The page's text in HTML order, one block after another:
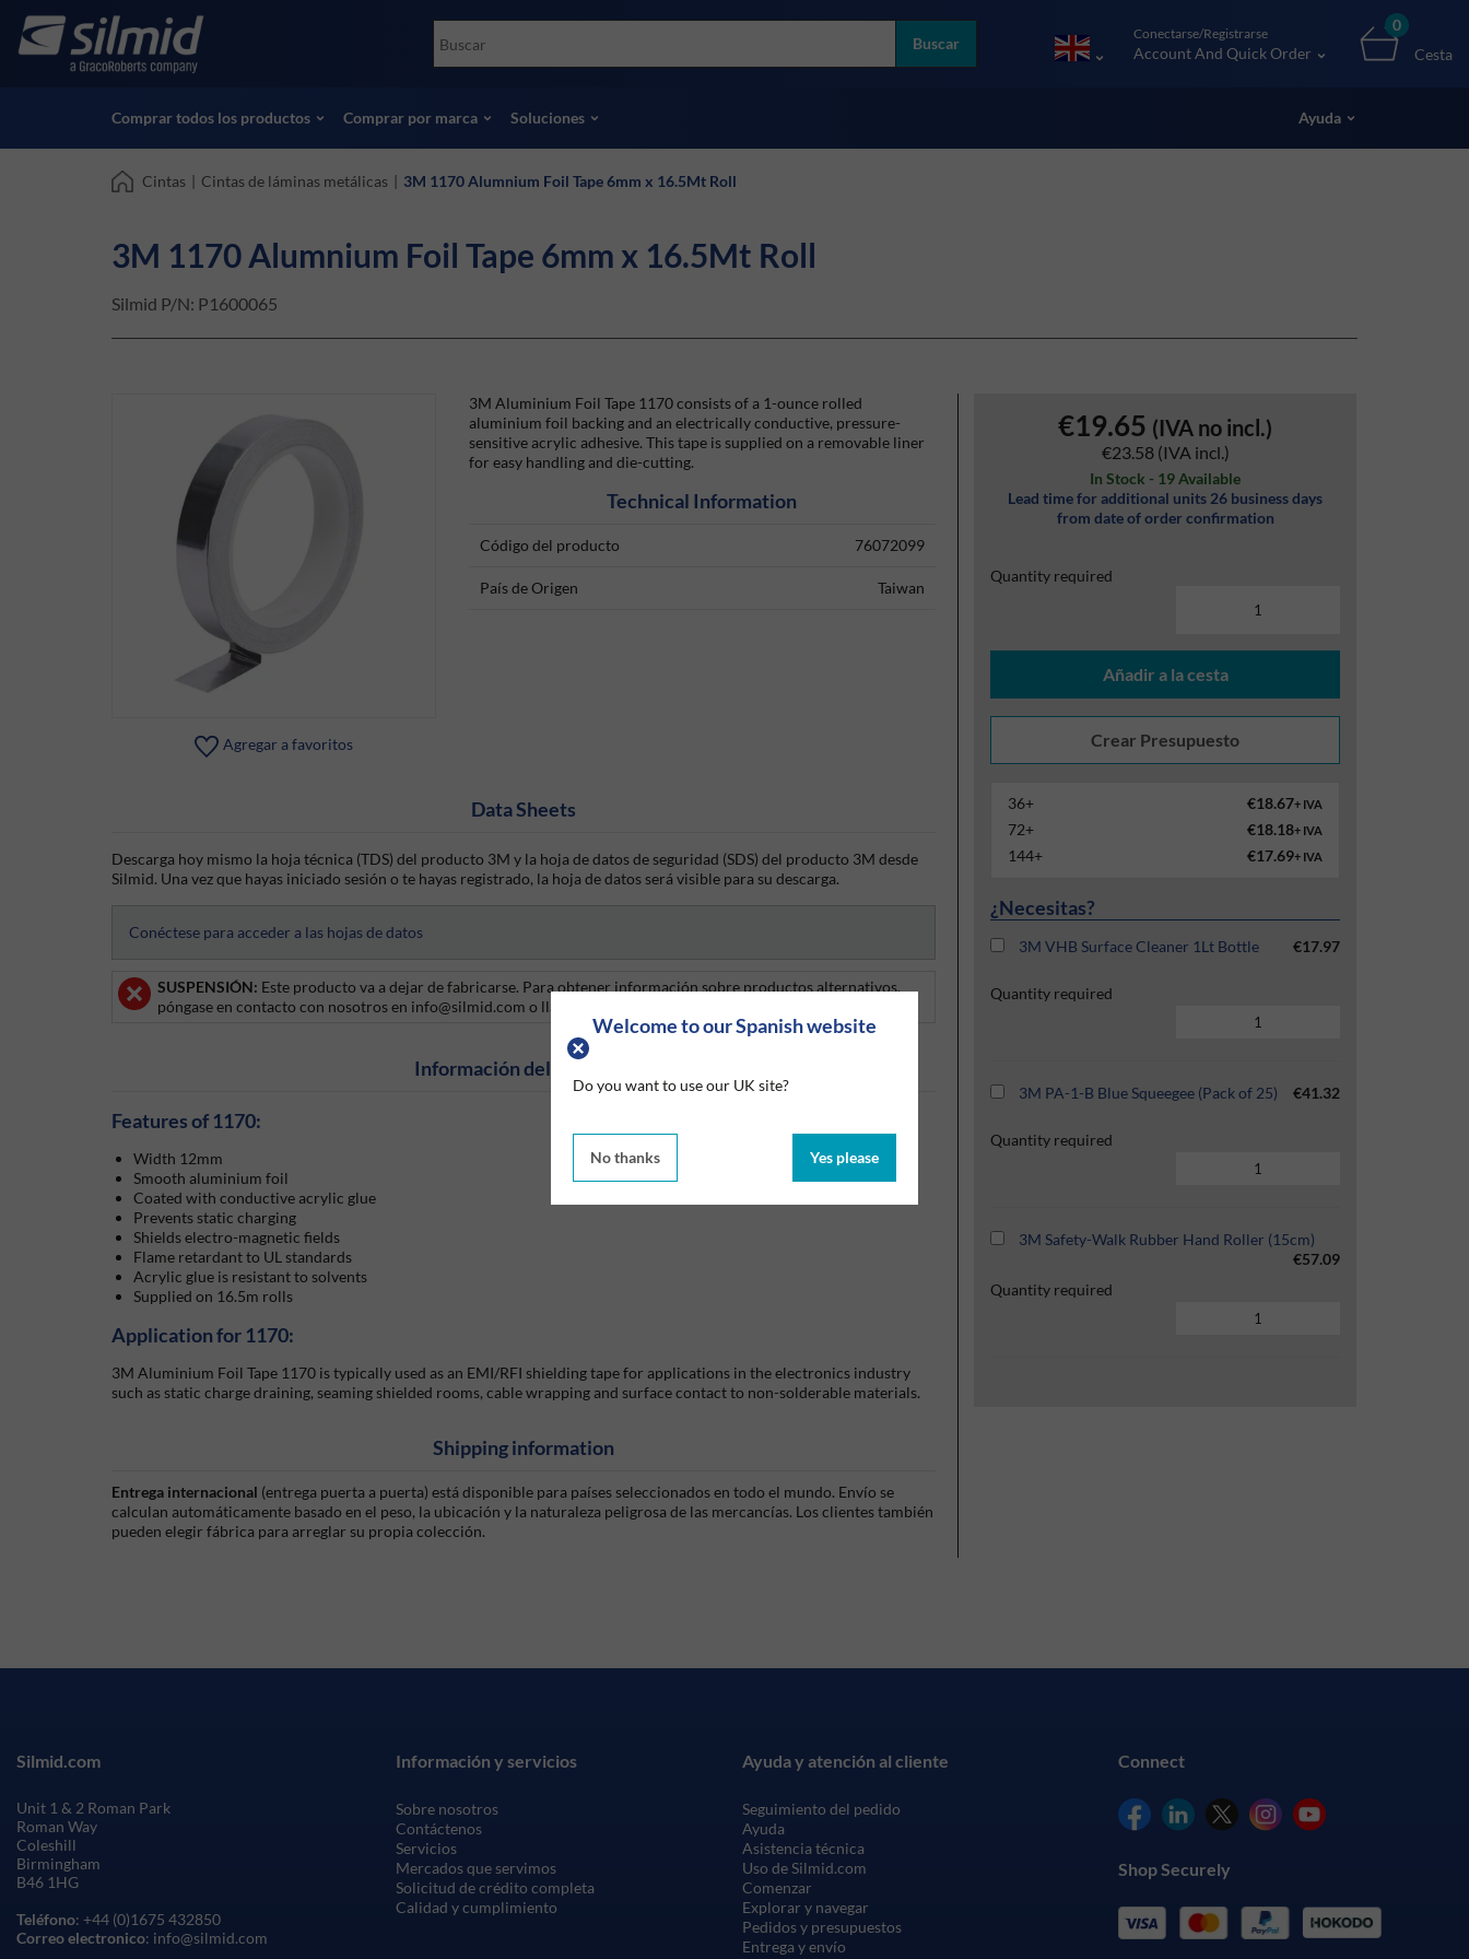
Welcome to our Spanish website
Do you want to use our UK site?
No thanks Yes please
main
Accessories
Ensayos no destructivos (NDT)
Ver todos los productos
Socomore
Buscar
Conectarse/Registrarse
Account And Quick Order
0
Cesta
Comprar todos los productos Comprar por marca Soluciones Ayuda
Cintas | Cintas de láminas metálicas | 3M 1170 Alumnium Foil Tape 6mm x 16.5Mt Roll
3M 1170 Alumnium Foil Tape 6mm x 16.5Mt Roll
Silmid P/N: P1600065
Agregar a favoritos
€19.65 (IVA no incl.)
€23.58 (IVA incl.)
In Stock - 19 Available
Lead time for additional units 26 business days
from date of order confirmation
Quantity required
Añadir a la cesta
36+ €18.67+ IVA
72+ €18.18+ IVA
144+ €17.69+ IVA
¿Necesitas?
3M VHB Surface Cleaner 1Lt Bottle €17.97
Quantity required
3M PA-1-B Blue Squeegee (Pack of 25) €41.32
Quantity required
3M Safety-Walk Rubber Hand Roller (15cm)
€57.09
Quantity required
3M Aluminium Foil Tape 1170 consists of a 1-ounce rolled
aluminium foil backing and an electrically conductive, pressure-
sensitive acrylic adhesive. This tape is supplied on a removable liner
for easy handling and die-cutting.
Technical Information
Código del producto 76072099
País de Origen Taiwan
Data Sheets
Descarga hoy mismo la hoja técnica (TDS) del producto 3M y la hoja de datos de seguridad (SDS) del producto 3M desde
Silmid. Una vez que hayas iniciado sesión o te hayas registrado, la hoja de datos será visible para su descarga.
Conéctese para acceder a las hojas de datos
SUSPENSIÓN: Este producto va a dejar de fabricarse. Para obtener información sobre productos alternativos,
póngase en contacto con nosotros en info@silmid.com o llame al +44 (0)1675 432850.
Información del producto
Features of 1170:
Width 12mm
Smooth aluminium foil
Coated with conductive acrylic glue
Prevents static charging
Shields electro-magnetic fields
Flame retardant to UL standards
Acrylic glue is resistant to solvents
Supplied on 16.5m rolls
Application for 1170:
3M Aluminium Foil Tape 1170 is typically used as an EMI/RFI shielding tape for applications in the electronics industry
such as static charge draining, seaming shielded rooms, cable wrapping and surface contact to non-solderable materials.
Shipping information
Entrega internacional (entrega puerta a puerta) está disponible para países seleccionados en todo el mundo. Envío se
calculan automáticamente basado en el peso, la ubicación y la naturaleza peligrosa de las mercancías. Los clientes también
pueden elegir fábrica para arreglar su propia colección.
Información y servicios
Sobre nosotros
Contáctenos
Servicios
Mercados que servimos
Solicitud de crédito completa
Calidad y cumplimiento
Ayuda y atención al cliente
Seguimiento del pedido
Ayuda
Asistencia técnica
Uso de Silmid.com
Comenzar
Explorar y navegar
Pedidos y presupuestos
Entrega y envío
Connect
Shop Securely
Silmid.com
Unit 1 & 2 Roman Park
Roman Way
Coleshill
Birmingham
B46 1HG
Teléfono: +44 (0)1675 432850
Correo electronico: info@silmid.com